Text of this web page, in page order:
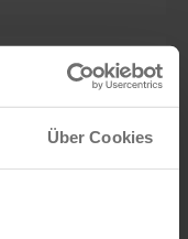
Über Cookies
DE